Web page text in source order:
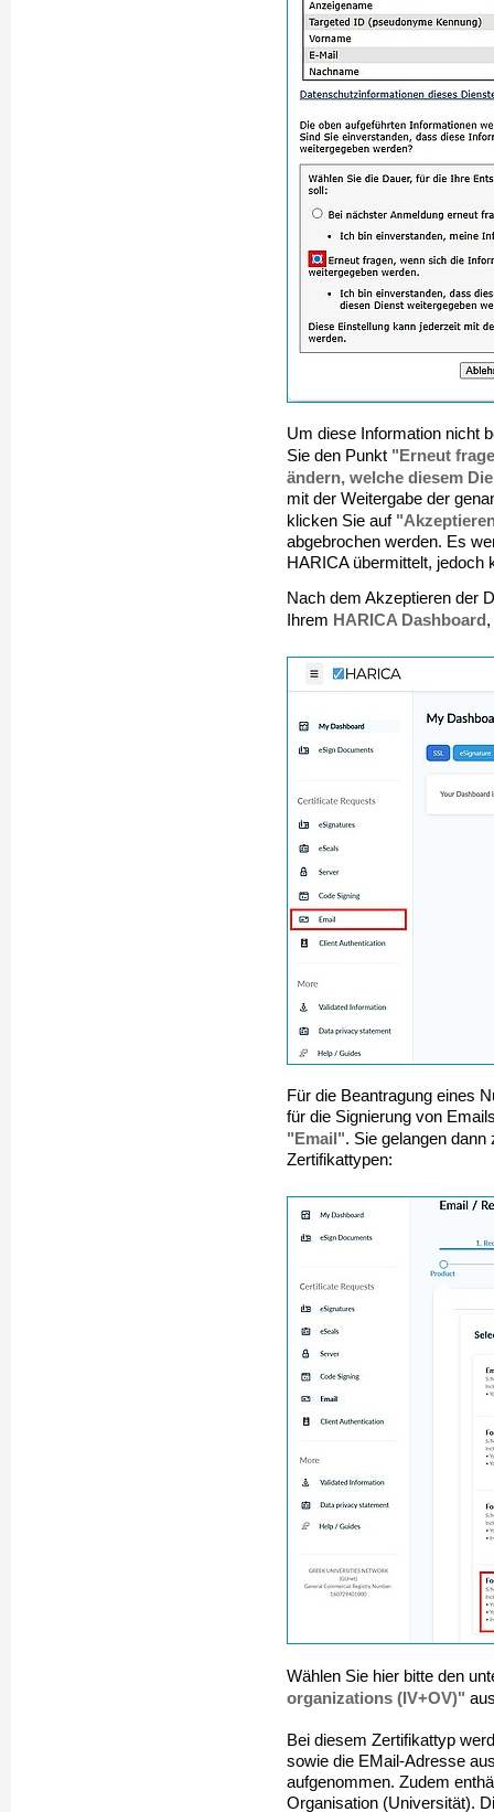
Um diese Information nicht
Sie den Punkt "Erneut
ändern, welche diesem
mit der Weitergabe der
klicken Sie auf
abgebrochen werden. Es
HARICA übermittelt, jedoch
Nach dem Akzeptieren der
Ihrem HARICA Dashboard
Für die Beantragung eines
für die Signierung von
"Email". Sie gelangen
Zertifikattypen:
Wählen Sie hier bitte den
organizations (IV+OV)"
Bei diesem Zertifikattyp
sowie die EMail-Adresse
aufgenommen. Zudem
Organisation (Universität).